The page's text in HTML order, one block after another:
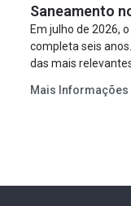
Saneamento
Em julho de 2026,
completa seis
das mais
serviços, ampliar a
Mais Informações